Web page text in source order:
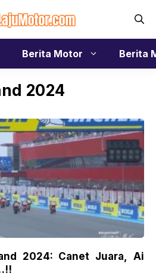
Berita Motor Berita
2024
2024: Canet Juara, Ai